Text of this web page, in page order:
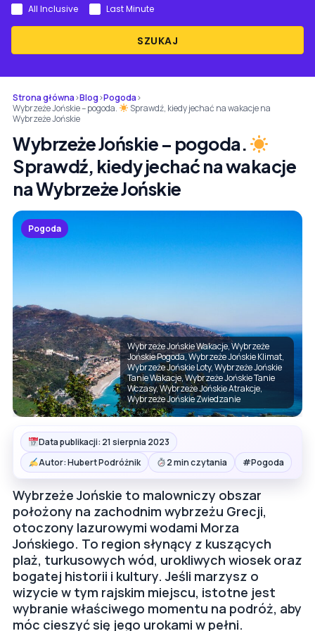
SZUKAJ
All Inclusive Last Minute
Strona główna›Blog›Pogoda›
Wybrzeże Jońskie – pogoda.
Sprawdź, kiedy jechać na wakacje na
Wybrzeże Jońskie
Wybrzeże Jońskie – pogoda.
Sprawdź, kiedy jechać na wakacje
na Wybrzeże Jońskie
Pogoda
Wybrzeże Jońskie Wakacje, Wybrzeże
Jońskie Pogoda, Wybrzeże Jońskie Klimat,
Wybrzeże Jońskie Loty, Wybrzeże Jońskie
Tanie Wakacje, Wybrzeże Jońskie Tanie
Wczasy, Wybrzeże Jońskie Atrakcje,
Wybrzeże Jońskie Zwiedzanie
Data publikacji: 21 sierpnia 2023
Autor: Hubert Podróżnik
2 min czytania #Pogoda
Wybrzeże Jońskie to malowniczy obszar
położony na zachodnim wybrzeżu Grecji,
otoczony lazurowymi wodami Morza
Jońskiego. To region słynący z kuszących
plaż, turkusowych wód, urokliwych wiosek oraz
bogatej historii i kultury. Jeśli marzysz o
wizycie w tym rajskim miejscu, istotne jest
wybranie właściwego momentu na podróż, aby
móc cieszyć się jego urokami w pełni.